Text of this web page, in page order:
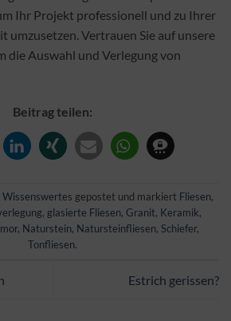
Ihr Projekt professionell und zu Ihrer
umzusetzen. Vertrauen Sie auf unsere
die Auswahl und Verlegung von
Beitrag teilen:
Wissenswertes gepostet und markiert Fliesen,
, glasierte Fliesen, Granit, Keramik,
, Naturstein, Natursteinfliesen, Schiefer,
Tonfliesen.
Estrich gerissen?